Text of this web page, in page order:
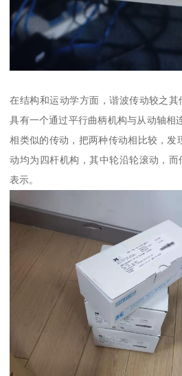
在结构和运动学方面，谐波传动较之
具有一个通过平行曲柄机构与从动轴相
相类似的传动，把两种传动相比较，发
动均为四杆机构，其中轮沿轮滚动，
表示。